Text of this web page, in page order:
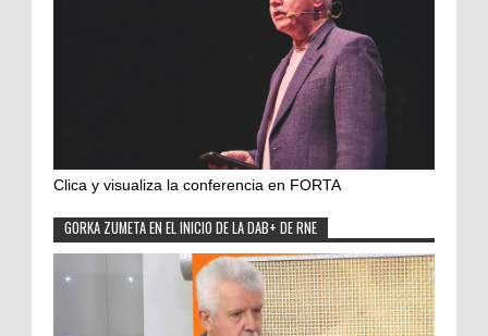
Clica y visualiza la conferencia en FORTA
GORKA ZUMETA EN EL INICIO DE LA DAB+ DE RNE